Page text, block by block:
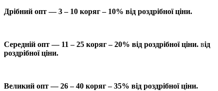
Дрібний опт — 3 – 10 коряг – 10% від роздрібної ціни.
Середній опт — 11 – 25 коряг – 20% від роздрібної ціни. від
роздрібної ціни.
Великий опт — 26 – 40 коряг – 35% від роздрібної ціни.